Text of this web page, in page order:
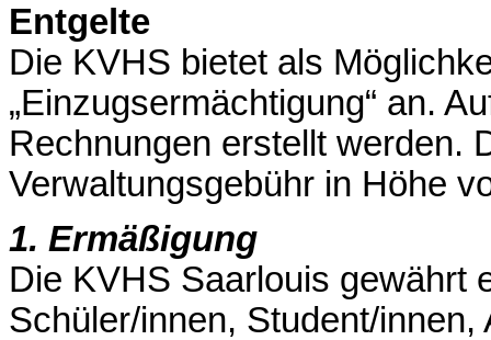
Entgelte
Die KVHS bietet als
„Einzugsermächtigung“ an.
Rechnungen erstellt werden.
Verwaltungsgebühr in Höhe
1. Ermäßigung
Die KVHS Saarlouis gewährt
Schüler/innen, Student/